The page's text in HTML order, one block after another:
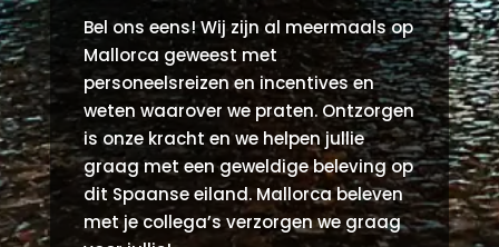
Bel ons eens! Wij zijn al meermaals op
Mallorca geweest met
personeelsreizen en incentives en
weten waarover we praten. Ontzorgen
is onze kracht en we helpen jullie
graag met een geweldige beleving op
dit Spaanse eiland. Mallorca beleven
met je collega’s verzorgen we graag